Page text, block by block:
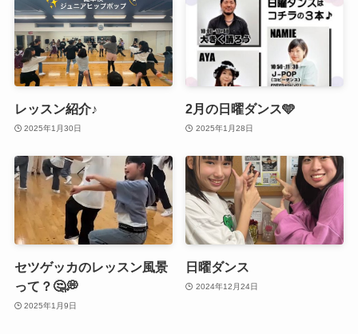
レッスン紹介♪
2025年1月30日
2月の日曜ダンス🩵
2025年1月28日
セツゲッカのレッスン風景
って？🤔💭
2025年1月9日
日曜ダンス
2024年12月24日